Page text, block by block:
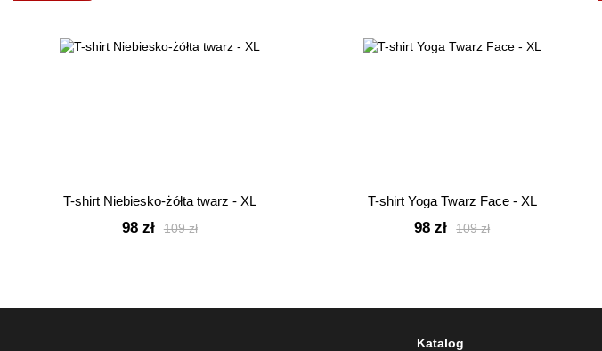
T-shirt Niebiesko-żółta twarz - XL
109 zł
98 zł
T-shirt Yoga Twarz Face - XL
109 zł
98 zł
Katalog